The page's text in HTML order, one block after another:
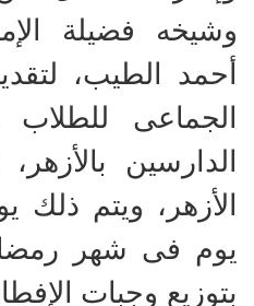
وشيخه فضيلة
أحمد الطيب،
الجماعى للطلاب
الدارسين
الأزهر، ويتم ذلك
يوم فى شهر